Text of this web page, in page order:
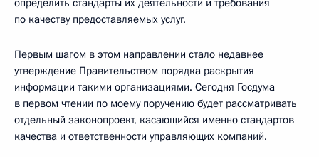
по качеству предоставляемых услуг.
Первым шагом в этом направлении стало недавнее
утверждение Правительством порядка раскрытия
информации такими организациями. Сегодня Госдума
в первом чтении по моему поручению будет рассматривать
отдельный законопроект, касающийся именно стандартов
качества и ответственности управляющих компаний.